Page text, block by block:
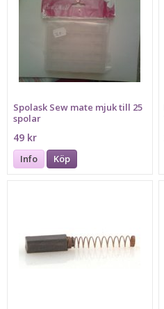
Spolask Sew mate mjuk till 25
spolar
49 kr
Info Köp